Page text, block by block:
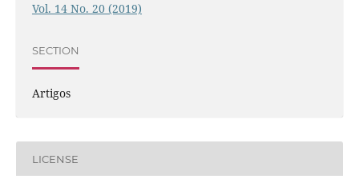
Vol. 14 No. 20 (2019)
SECTION
Artigos
LICENSE